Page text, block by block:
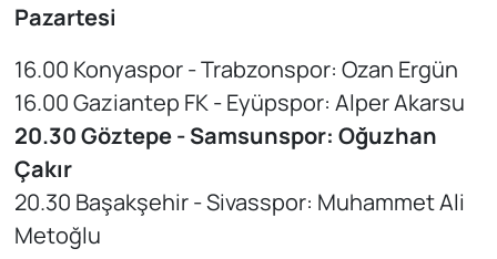
Pazartesi
16.00 Konyaspor - Trabzonspor: Ozan Ergün
16.00 Gaziantep FK - Eyüpspor: Alper Akarsu
20.30 Göztepe - Samsunspor: Oğuzhan
Çakır
20.30 Başakşehir - Sivasspor: Muhammet Ali
Metoğlu